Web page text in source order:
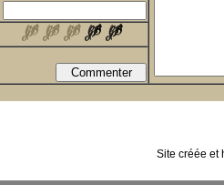
Site créée et